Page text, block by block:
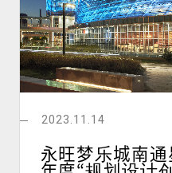
2023.11.14
永旺梦乐城南